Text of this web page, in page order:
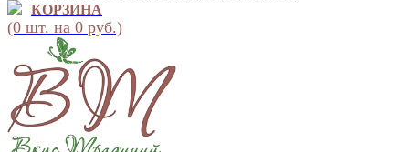
КОРЗИНА
(0 шт. на 0 руб.)